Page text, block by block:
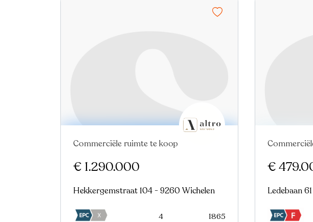
Commerciële ruimte te koop
€ 1.290.000
Hekkergemstraat 104 - 9260 Wichelen
4 1865
€
Ledebaan